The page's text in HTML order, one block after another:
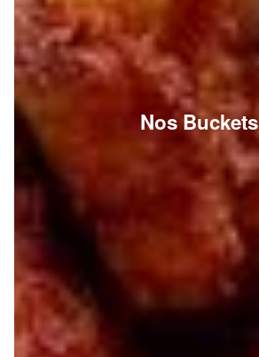
Nos Buckets